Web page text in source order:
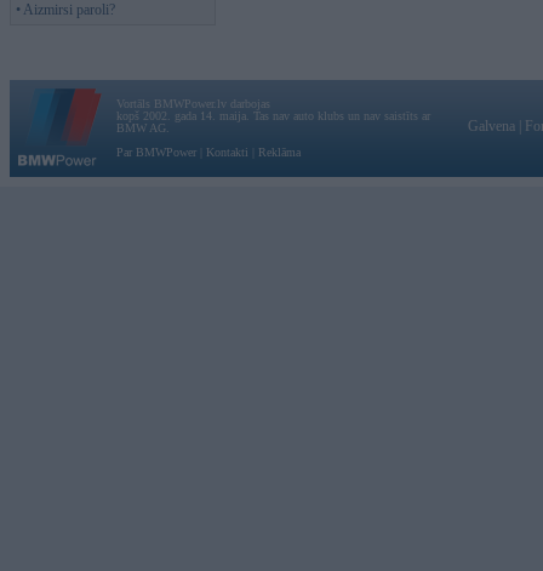
• Aizmirsi paroli?
Vortāls BMWPower.lv darbojas
kopš 2002. gada 14. maija. Tas nav auto klubs un nav saistīts ar
BMW AG.
Par BMWPower
Kontakti Reklāma
Galvena